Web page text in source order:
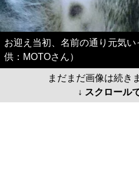
お迎え当初、名前の通り元気
供：MOTOさん）
まだまだ画像は続き
↓ スクロール